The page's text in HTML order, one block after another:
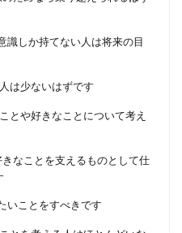
識しか持てない人は将来の目
は少ないはずです
とや好きなことについて考え
なことを支えるものとして仕
いことをすべきです